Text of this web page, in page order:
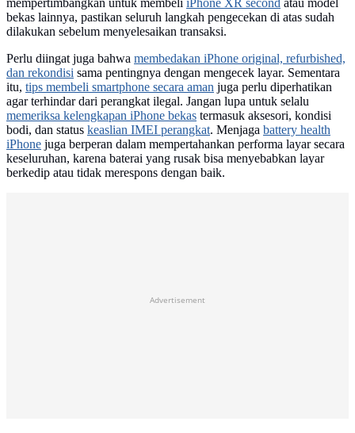
mempertimbangkan untuk membeli iPhone XR second atau model
bekas lainnya, pastikan seluruh langkah pengecekan di atas sudah
dilakukan sebelum menyelesaikan transaksi.
Perlu diingat juga bahwa membedakan iPhone original, refurbished,
dan rekondisi sama pentingnya dengan mengecek layar. Sementara
itu, tips membeli smartphone secara aman juga perlu diperhatikan
agar terhindar dari perangkat ilegal. Jangan lupa untuk selalu
memeriksa kelengkapan iPhone bekas termasuk aksesori, kondisi
bodi, dan status keaslian IMEI perangkat. Menjaga battery health
iPhone juga berperan dalam mempertahankan performa layar secara
keseluruhan, karena baterai yang rusak bisa menyebabkan layar
berkedip atau tidak merespons dengan baik.
Advertisement